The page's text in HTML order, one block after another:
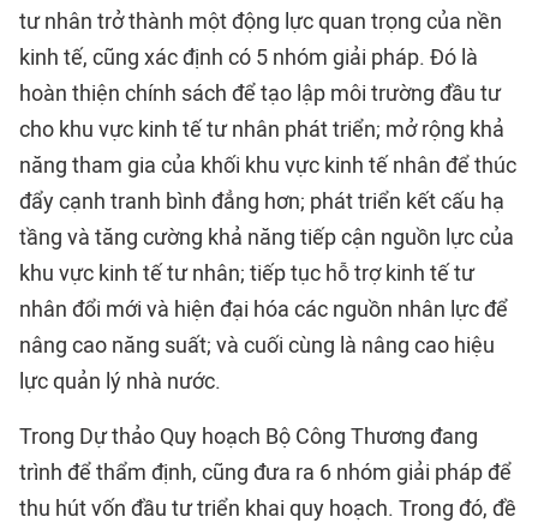
tư nhân trở thành một động lực quan trọng của nền
kinh tế, cũng xác định có 5 nhóm giải pháp. Đó là
hoàn thiện chính sách để tạo lập môi trường đầu tư
cho khu vực kinh tế tư nhân phát triển; mở rộng khả
năng tham gia của khối khu vực kinh tế nhân để thúc
đẩy cạnh tranh bình đẳng hơn; phát triển kết cấu hạ
tầng và tăng cường khả năng tiếp cận nguồn lực của
khu vực kinh tế tư nhân; tiếp tục hỗ trợ kinh tế tư
nhân đổi mới và hiện đại hóa các nguồn nhân lực để
nâng cao năng suất; và cuối cùng là nâng cao hiệu
lực quản lý nhà nước.
Trong Dự thảo Quy hoạch Bộ Công Thương đang
trình để thẩm định, cũng đưa ra 6 nhóm giải pháp để
thu hút vốn đầu tư triển khai quy hoạch. Trong đó, đề